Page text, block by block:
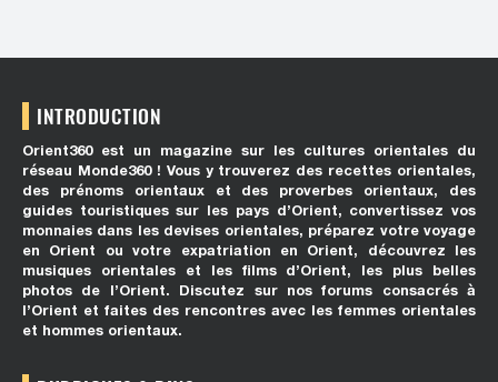
INTRODUCTION
Orient360 est un magazine sur les cultures orientales du
réseau Monde360 ! Vous y trouverez des recettes orientales,
des prénoms orientaux et des proverbes orientaux, des
guides touristiques sur les pays d’Orient, convertissez vos
monnaies dans les devises orientales, préparez votre voyage
en Orient ou votre expatriation en Orient, découvrez les
musiques orientales et les films d’Orient, les plus belles
photos de l’Orient. Discutez sur nos forums consacrés à
l’Orient et faites des rencontres avec les femmes orientales
et hommes orientaux.